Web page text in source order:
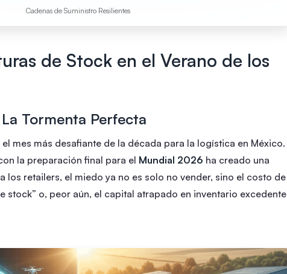
Cadenas de Suministro Resilientes
de Stock en el Verano de los
Tormenta Perfecta
mes más desafiante de la década para la logística en México.
la preparación final para el Mundial 2026 ha creado una
los retailers, el miedo ya no es solo no vender, sino el costo de
stock” o, peor aún, el capital atrapado en inventario excedente